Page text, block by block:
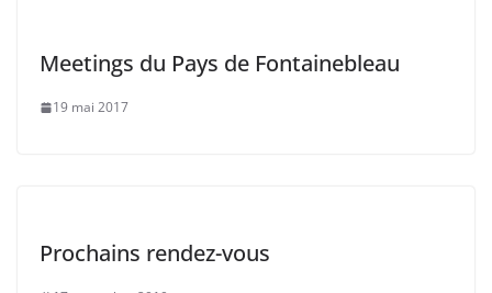
Meetings du Pays de Fontainebleau
19 mai 2017
Prochains rendez-vous